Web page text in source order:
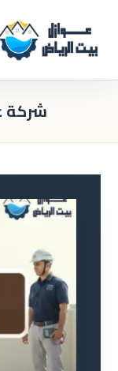
شركة